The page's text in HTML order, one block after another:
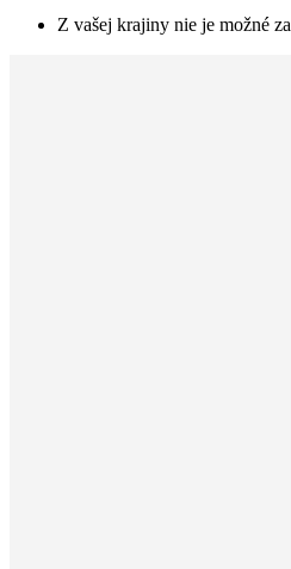
Z vašej krajiny nie je možné